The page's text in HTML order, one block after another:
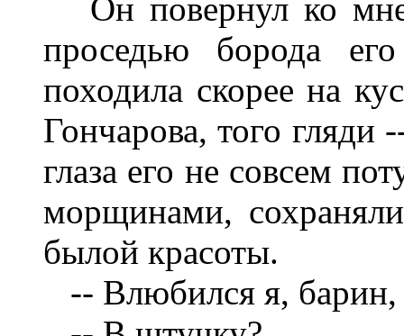
Он повернул ко
проседью борода
походила скорее на
Гончарова, того гляди
глаза его не совсем
морщинами,
былой красоты.
-- Влюбился я, барин,